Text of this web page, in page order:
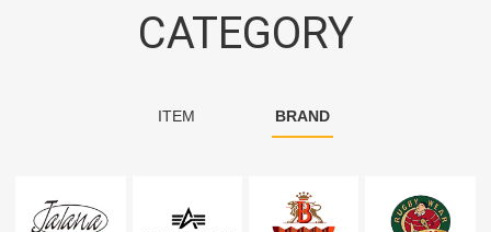
CATEGORY
ITEM BRAND